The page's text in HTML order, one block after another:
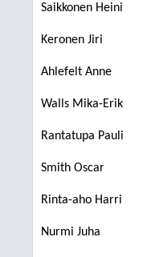
Saikkonen Heini
Keronen Jiri
Ahlefelt Anne
Walls Mika-Erik
Rantatupa Pauli
Smith Oscar
Rinta-aho Harri
Nurmi Juha